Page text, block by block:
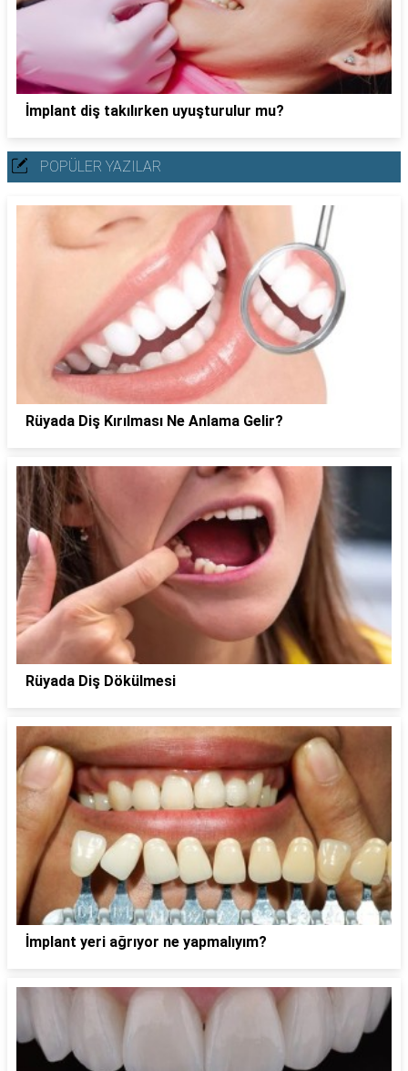
İmplant diş takılırken uyuşturulur mu?
POPÜLER YAZILAR
Rüyada Diş Kırılması Ne Anlama Gelir?
Rüyada Diş Dökülmesi
İmplant yeri ağrıyor ne yapmalıyım?